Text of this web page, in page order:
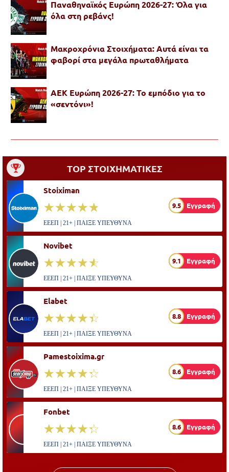
Παναθηναϊκός Ευρώπη 2026-27: Όλα για
όλα στη ρεβάνς!
Μακροχρόνια Στοιχήματα: Αυτά είναι τα
φαβορί στα μεγάλα πρωταθλήματα
ΑΕΚ Ευρώπη 2026-27: Το εμπόδιο για το
«σεντόνι»!
TOP ΣΤΟΙΧΗΜΑΤΙΚΕΣ
Stoiximan
☆☆☆☆☆
★★★★★ 9.5 Εγγραφή
ΕΕΕΠ | 21+ | ΠΑΙΞΕ ΥΠΕΥΘΥΝΑ
Novibet
☆☆☆☆☆
★★★★★ 9.1 Εγγραφή
ΕΕΕΠ | 21+ | ΠΑΙΞΕ ΥΠΕΥΘΥΝΑ
Elabet
☆☆☆☆☆
★★★★★ 8.8 Εγγραφή
ΕΕΕΠ | 21+ | ΠΑΙΞΕ ΥΠΕΥΘΥΝΑ
Pamestoixima.gr
☆☆☆☆☆
★★★★★ 8.6 Εγγραφή
ΕΕΕΠ | 21+ | ΠΑΙΞΕ ΥΠΕΥΘΥΝΑ
Fonbet
☆☆☆☆☆
★★★★★ 8.6 Εγγραφή
ΕΕΕΠ | 21+ | ΠΑΙΞΕ ΥΠΕΥΘΥΝΑ